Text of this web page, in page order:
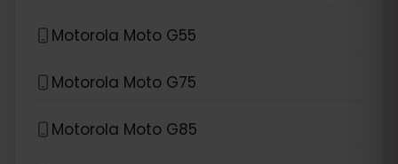
Motorola Moto G55
Motorola Moto G75
Motorola Moto G85